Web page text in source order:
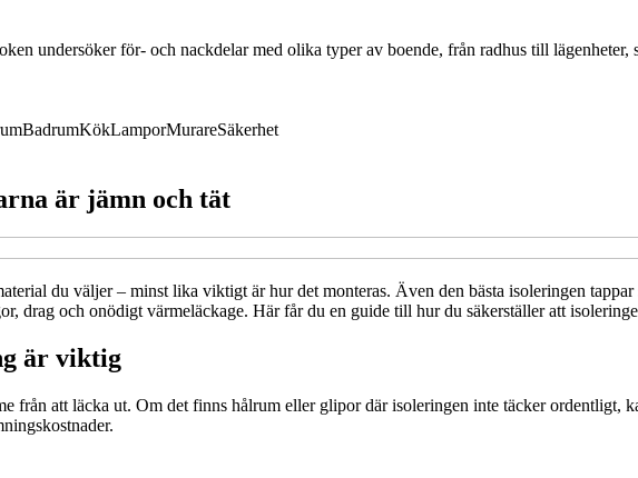
undersöker för- och nackdelar med olika typer av boende, från radhus till
BadrumKökLamporMurareSäkerhet
är jämn och tät
du väljer – minst lika viktigt är hur det monteras. Även den bästa isoleringen
drag och onödigt värmeläckage. Här får du en guide till hur du säkerställer att
är viktig
från att läcka ut. Om det finns hålrum eller glipor där isoleringen inte täcker ordentligt,